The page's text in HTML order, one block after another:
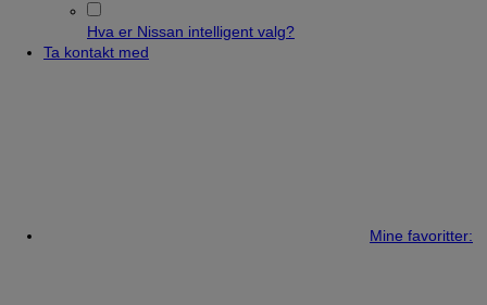
Hva er Nissan intelligent valg?
Ta kontakt med
Mine favoritter: